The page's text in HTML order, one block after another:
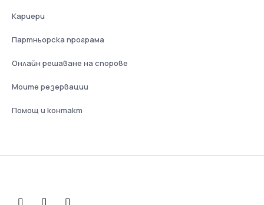
Кариери
Партньорска програма
Онлайн решаване на спорове
Моите резервации
Помощ и контакт